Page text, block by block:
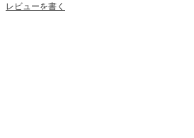
レビューを書く